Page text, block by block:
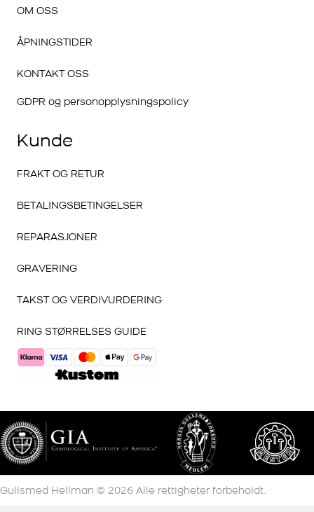
OM OSS
ÅPNINGSTIDER
KONTAKT OSS
GDPR og personopplysningspolicy
Kunde
FRAKT OG RETUR
BETALINGSBETINGELSER
REPARASJONER
GRAVERING
TAKST OG VERDIVURDERING
RING STØRRELSES GUIDE
Gullsmed Hellman © 2026 Alle rettigheter forbeholdt.